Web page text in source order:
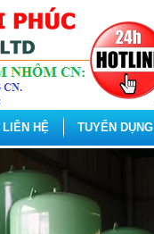
LIÊN HỆ TUYỂN DỤNG